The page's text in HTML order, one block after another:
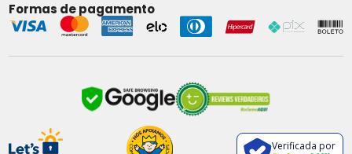
Formas de pagamento
Verificada por